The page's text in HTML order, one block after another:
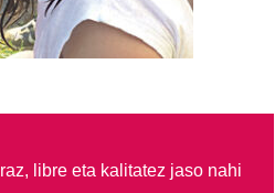
libre eta kalitatez jaso nahi